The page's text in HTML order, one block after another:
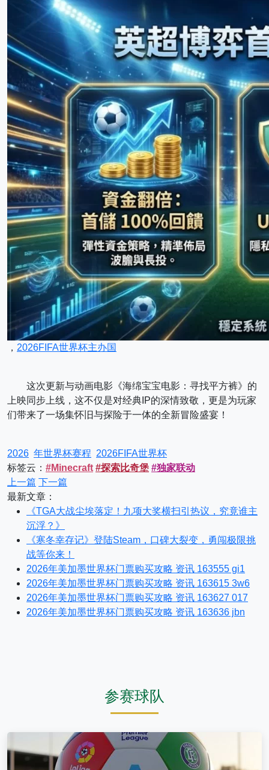
， 2026FIFA世界杯主办国
这次更新与动画电影《海绵宝宝电影：寻找平方裤》的
上映同步上线，这不仅是对经典IP的深情致敬，更是为玩家
们带来了一场集怀旧与探险于一体的全新冒险盛宴！
2026 年世界杯赛程 2026FIFA世界杯
标签云： #Minecraft #探索比奇堡 #独家联动
上一篇 下一篇
最新文章：
《TGA大战尘埃落定！九项大奖横扫引热议，究竟谁主
沉浮？》
《寒冬幸存记》登陆Steam，口碑大裂变，勇闯极限挑
战等你来！
2026年美加墨世界杯门票购买攻略 资讯 163555 gi1
2026年美加墨世界杯门票购买攻略 资讯 163615 3w6
2026年美加墨世界杯门票购买攻略 资讯 163627 017
2026年美加墨世界杯门票购买攻略 资讯 163636 jbn
参赛球队